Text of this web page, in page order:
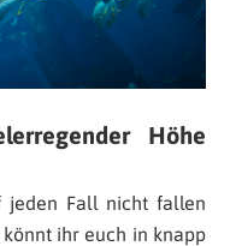
Höhe
jeden Fall nicht fallen
ihr euch in knapp